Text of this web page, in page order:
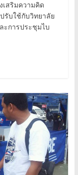
เสริมความคิด
รับใช้กับวิทยาลัย
ะการประชุมไบ